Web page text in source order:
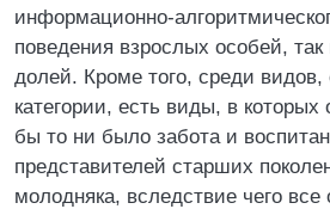
информационно-
поведения взрослых особей,
долей. Кроме того, среди видов,
категории, есть виды, в которых
бы то ни было забота и
представителей старших
молодняка, вследствие чего все